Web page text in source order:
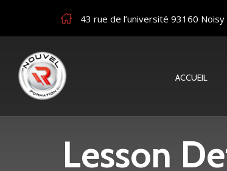
43 rue de l’université 93160 Noisy
ACCUEIL
Lesson